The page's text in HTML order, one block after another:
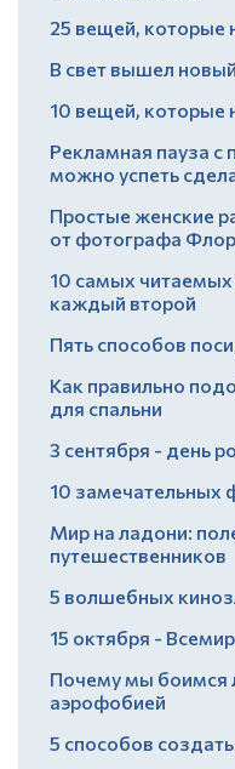
25 вещей, которые
В свет вышел
10 вещей, которые
Рекламная пауза с
можно успеть
Простые женские
от фотографа
10 самых читаемых
каждый второй
Пять способов
Как правильно
для спальни
3 сентября - день
10 замечательных
Мир на ладони:
путешественников
5 волшебных
15 октября -
Почему мы боимся
аэрофобией
5 способов